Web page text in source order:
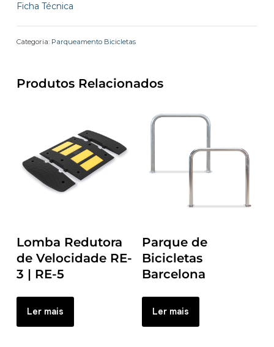
Ficha Técnica
Categoria: Parqueamento Bicicletas
Produtos Relacionados
Lomba Redutora
de Velocidade RE-
3 | RE-5
Ler mais
Parque de
Bicicletas
Barcelona
Ler mais